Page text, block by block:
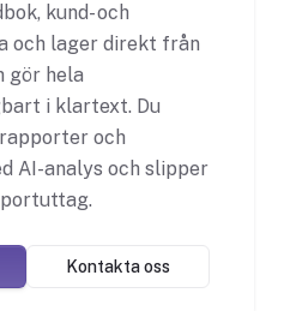
kund- och
och lager direkt från
gör hela
i klartext. Du
och
AI-analys och slipper
Kontakta oss